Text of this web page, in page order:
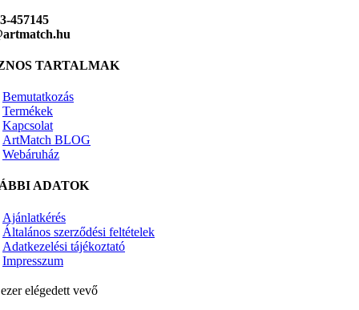
457145
TARTALMAK
Bemutatkozás
Termékek
Kapcsolat
ArtMatch BLOG
Webáruház
ADATOK
Ajánlatkérés
Általános szerződési feltételek
Adatkezelési tájékoztató
Impresszum
elégedett vevő